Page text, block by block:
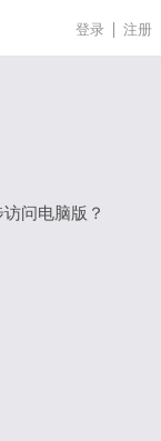
登录 注册
问电脑版？